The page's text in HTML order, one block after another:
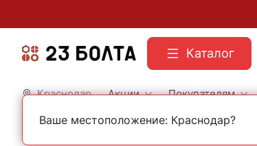
Каталог
Краснодар Акции Покупателям
Главная Строительный инструмент Топоры и калуны
Ваше местоположение: Краснодар?